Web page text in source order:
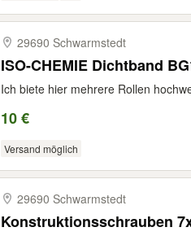
29690 Schwarmstedt
ISO-CHEMIE Dichtband
Ich biete hier mehrere Rollen
10 €
Versand möglich
29690 Schwarmstedt
Konstruktionsschrauben